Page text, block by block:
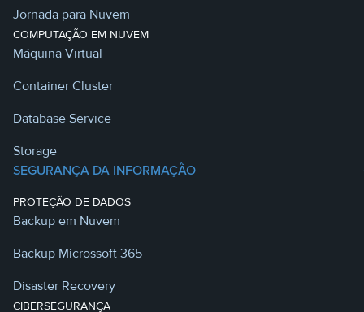
Jornada para Nuvem
COMPUTAÇÃO EM NUVEM
Máquina Virtual
Container Cluster
Database Service
Storage
SEGURANÇA DA INFORMAÇÃO
PROTEÇÃO DE DADOS
Backup em Nuvem
Backup Microssoft 365
Disaster Recovery
CIBERSEGURANÇA